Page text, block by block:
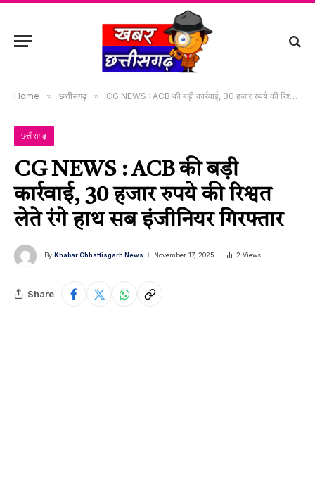
Home » छत्तीसगढ़ » CG NEWS : ACB की बड़ी कार्रवाई, 30 हजार रुपये की रिश्वत लेते रंगे हाथ सब इंजीनियर गिरफ्तार
छत्तीसगढ़
CG NEWS : ACB की बड़ी
कार्रवाई, 30 हजार रुपये की रिश्वत
लेते रंगे हाथ सब इंजीनियर गिरफ्तार
By Khabar Chhattisgarh News November 17, 2025 2 Views
Share